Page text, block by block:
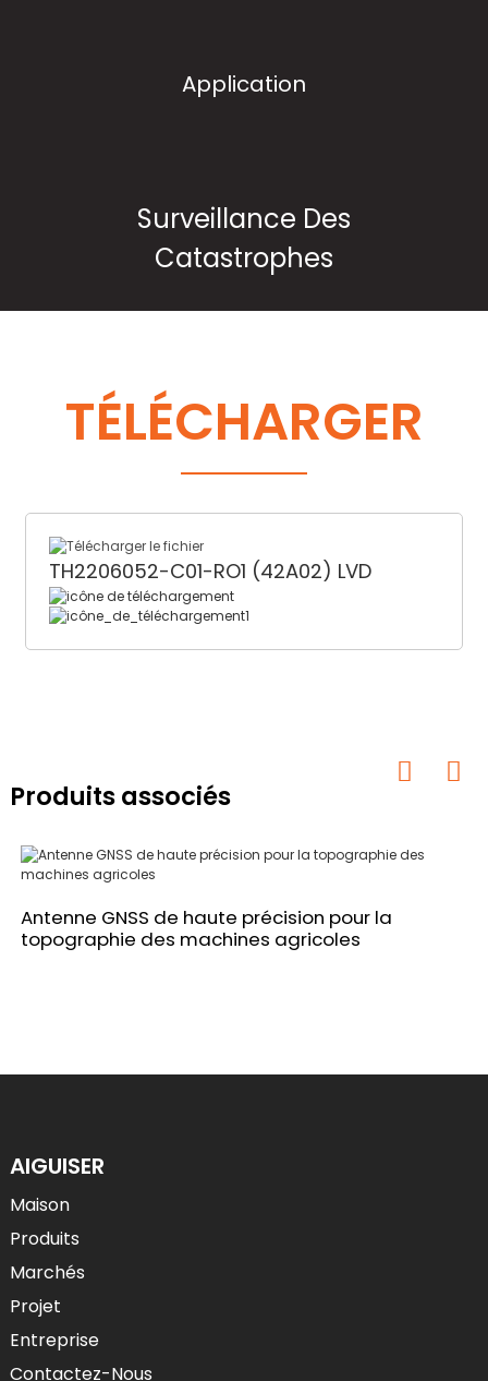
Application
Surveillance Des
Catastrophes
TÉLÉCHARGER
TH2206052-C01-RO1 (42A02) LVD
Produits associés
Antenne GNSS de haute précision pour la
topographie des machines agricoles
AIGUISER
Maison
Produits
Marchés
Projet
Entreprise
Contactez-Nous